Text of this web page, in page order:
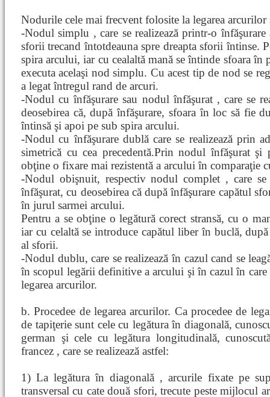
Nodurile cele mai frecvent folosite la legarea arcurilor
-Nodul simplu , care se realizează printr-o
sforii trecand întotdeauna spre dreapta sforii întinse.
spira arcului, iar cu cealaltă mană se întinde sfoara în
executa acelaşi nod simplu. Cu acest tip de nod se
a legat întregul rand de arcuri.
-Nodul cu înfăşurare sau nodul înfăşurat , care se
deosebirea că, după înfăşurare, sfoara în loc să fie
întinsă şi apoi pe sub spira arcului.
-Nodul cu înfăşurare dublă care se realizează prin
simetrică cu cea precedentă.Prin nodul înfăşurat
obţine o fixare mai rezistentă a arcului în comparaţie
-Nodul obişnuit, respectiv nodul complet , care
înfăşurat, cu deosebirea că după înfăşurare capătul
în jurul sarmei arcului.
Pentru a se obţine o legătură corect stransă, cu o
iar cu celaltă se introduce capătul liber în buclă, după
al sforii.
-Nodul dublu, care se realizează în cazul cand se
în scopul legării definitive a arcului şi în cazul în
legarea arcurilor.
b. Procedee de legarea arcurilor. Ca procedee de
de tapiţerie sunt cele cu legătura în diagonală,
german şi cele cu legătura longitudinală,
francez , care se realizează astfel:
1) La legătura în diagonală , arcurile fixate pe
transversal cu cate două sfori, trecute peste mijlocul